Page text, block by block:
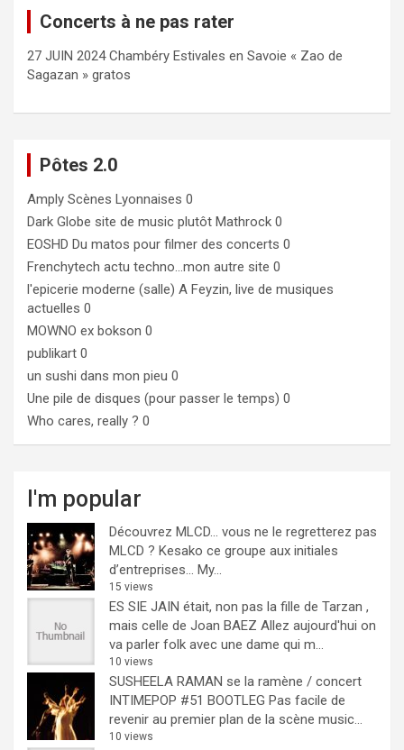
Concerts à ne pas rater
27 JUIN 2024 Chambéry Estivales en Savoie « Zao de
Sagazan » gratos
Pôtes 2.0
Amply Scènes Lyonnaises 0
Dark Globe site de music plutôt Mathrock 0
EOSHD Du matos pour filmer des concerts 0
Frenchytech actu techno…mon autre site 0
l'epicerie moderne (salle) A Feyzin, live de musiques
actuelles 0
MOWNO ex bokson 0
publikart 0
un sushi dans mon pieu 0
Une pile de disques (pour passer le temps) 0
Who cares, really ? 0
I'm popular
Découvrez MLCD… vous ne le regretterez pas
MLCD ? Kesako ce groupe aux initiales
d’entreprises… My...
15 views
ES SIE JAIN était, non pas la fille de Tarzan ,
mais celle de Joan BAEZ Allez aujourd'hui on
va parler folk avec une dame qui m...
10 views
SUSHEELA RAMAN se la ramène / concert
INTIMEPOP #51 BOOTLEG Pas facile de
revenir au premier plan de la scène music...
10 views